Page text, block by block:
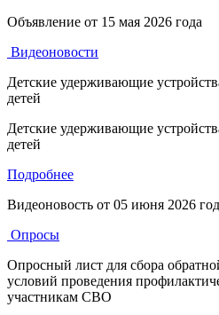
Объявление от 15 мая 2026 года
Видеоновости
Детские удерживающие
детей
Детские удерживающие
детей
Подробнее
Видеоновость от 05 июня 2026
Опросы
Опросный лист для сбора
условий проведения
участникам СВО